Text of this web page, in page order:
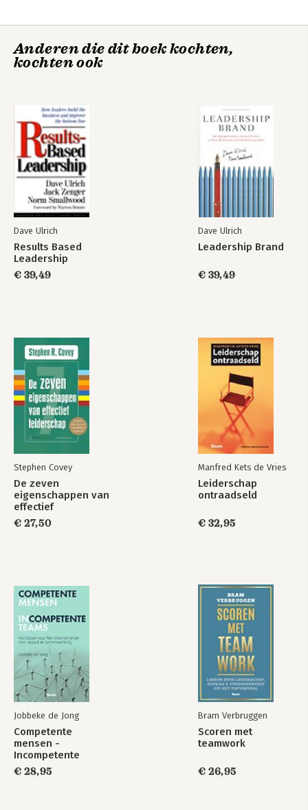
Organization: Why
the War for Talent
The Change
Champion's Field
Outside In
Bekijk alle boeken
Anderen die dit boek kochten,
kochten ook
Dave Ulrich
Results Based
Leadership
€ 39,49
Dave Ulrich
Leadership Brand
€ 39,49
Stephen Covey
De zeven
eigenschappen van
effectief
leiderschap
€ 27,50
Manfred Kets de Vries
Leiderschap
ontraadseld
€ 32,95
Jobbeke de Jong
Competente
mensen -
Incompetente
teams
€ 28,95
Bram Verbruggen
Scoren met
teamwork
€ 26,95